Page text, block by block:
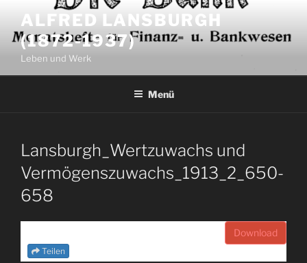
Inhalt
springen
ALFRED LANSBURGH
(1872-1937)
Leben und Werk
Menü
Lansburgh_Wertzuwachs und
Vermögenszuwachs_1913_2_650-
658
Download
Teilen